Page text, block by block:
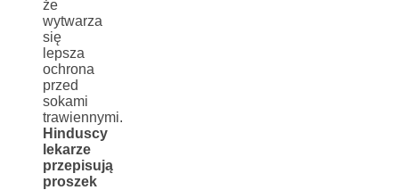
że
wytwarza
się
lepsza
ochrona
przed
sokami
trawiennymi.
Hinduscy
lekarze
przepisują
proszek